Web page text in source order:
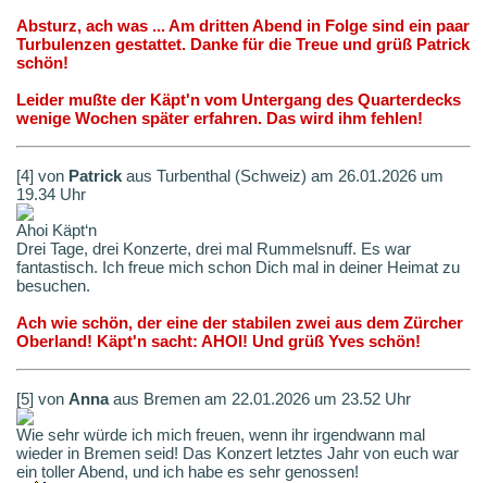
Absturz, ach was ... Am dritten Abend in Folge sind ein paar
Turbulenzen gestattet. Danke für die Treue und grüß Patrick
schön!
Leider mußte der Käpt'n vom Untergang des Quarterdecks
wenige Wochen später erfahren. Das wird ihm fehlen!
[4] von Patrick aus Turbenthal (Schweiz) am 26.01.2026 um
19.34 Uhr
Ahoi Käpt‘n
Drei Tage, drei Konzerte, drei mal Rummelsnuff. Es war
fantastisch. Ich freue mich schon Dich mal in deiner Heimat zu
besuchen.
Ach wie schön, der eine der stabilen zwei aus dem Zürcher
Oberland! Käpt'n sacht: AHOI! Und grüß Yves schön!
[5] von Annaaus Bremen am 22.01.2026 um 23.52 Uhr
Wie sehr würde ich mich freuen, wenn ihr irgendwann mal
wieder in Bremen seid! Das Konzert letztes Jahr von euch war
ein toller Abend, und ich habe es sehr genossen!